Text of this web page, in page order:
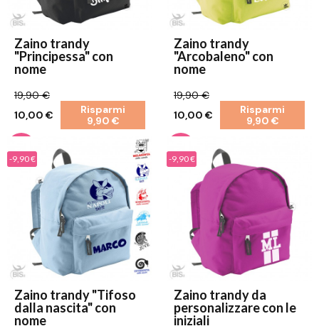
Zaino trandy
"Principessa" con
nome
19,90 €
10,00 €
Risparmi
9,90 €
Zaino trandy
"Arcobaleno" con
nome
19,90 €
10,00 €
Risparmi
9,90 €
-9,90 €
Zaino trandy "Tifoso
dalla nascita" con
nome
-9,90 €
Zaino trandy da
personalizzare con le
iniziali